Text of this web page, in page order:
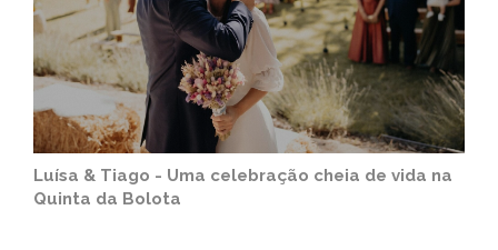
Luísa & Tiago - Uma celebração cheia de vida na
Quinta da Bolota